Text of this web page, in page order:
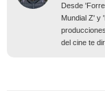
Desde
Mundial Z' y
del cine te